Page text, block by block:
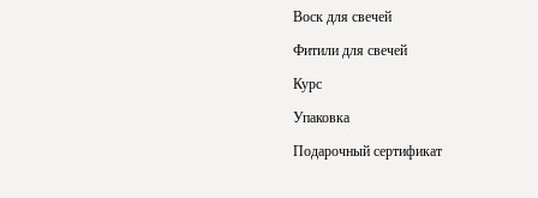
Воск для свечей
Фитили для свечей
Курс
Упаковка
Подарочный сертификат